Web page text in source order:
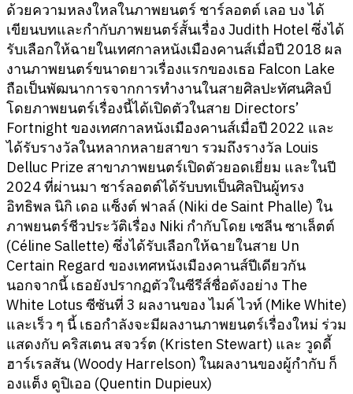
ด้วยความหลงใหลในภาพยนตร์ ชาร์ลอตต์ เลอ บง ได้
เขียนบทและกำกับภาพยนตร์สั้นเรื่อง Judith Hotelซึ่งได้
รับเลือกให้ฉายในเทศกาลหนังเมืองคานส์เมื่อปี 2018 ผล
งานภาพยนตร์ขนาดยาวเรื่องแรกของเธอ Falcon Lake
ถือเป็นพัฒนาการจากการทำงานในสายศิลปะทัศนศิลป์
โดยภาพยนตร์เรื่องนี้ได้เปิดตัวในสาย Directors’
Fortnight ของเทศกาลหนังเมืองคานส์เมื่อปี 2022 และ
ได้รับรางวัลในหลากหลายสาขา รวมถึงรางวัล Louis
Delluc Prize สาขาภาพยนตร์เปิดตัวยอดเยี่ยม และในปี
2024 ที่ผ่านมา ชาร์ลอตต์ได้รับบทเป็นศิลปินผู้ทรง
อิทธิพล นิกิ เดอ แซ็งต์ ฟาลล์ (Niki de Saint Phalle) ใน
ภาพยนตร์ชีวประวัติเรื่อง Niki กำกับโดย เซลีน ซาเล็ตต์
(Céline Sallette) ซึ่งได้รับเลือกให้ฉายในสาย Un
Certain Regard ของเทศหนังเมืองคานส์ปีเดียวกัน
นอกจากนี้ เธอยังปรากฏตัวในซีรีส์ชื่อดังอย่าง The
White Lotus ซีซันที่ 3 ผลงานของ ไมค์ ไวท์ (Mike White)
และเร็ว ๆ นี้ เธอกำลังจะมีผลงานภาพยนตร์เรื่องใหม่ ร่วม
แสดงกับ คริสเตน สจวร์ต (Kristen Stewart) และ วูดดี้
ฮาร์เรลสัน (Woody Harrelson) ในผลงานของผู้กำกับ ก็
องแต็ง ดูปิเออ (Quentin Dupieux)